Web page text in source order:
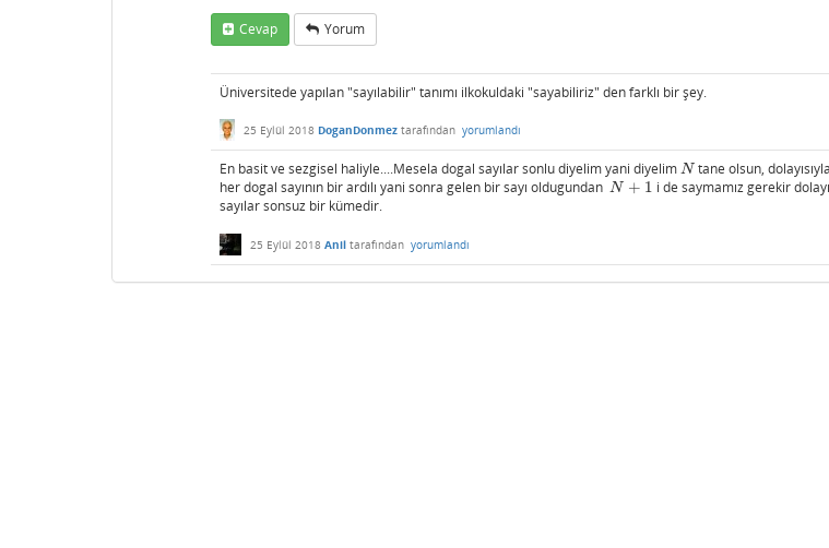
Cevap Yorum
Üniversitede yapılan "sayılabilir" tanımı ilkokuldaki "sayabiliriz" den farklı bir şey.
25 Eylül 2018 DoganDonmez tarafından yorumlandı
En basit ve sezgisel haliyle....Mesela dogal sayılar sonlu diyelim yani diyelim N
N tane olsun,
her dogal sayının bir ardılı yani sonra gelen bir sayı oldugundan N + 1
N+ 1
i de saymamız gerekir
sayılar sonsuz bir kümedir.
25 Eylül 2018 Anil tarafından yorumlandı